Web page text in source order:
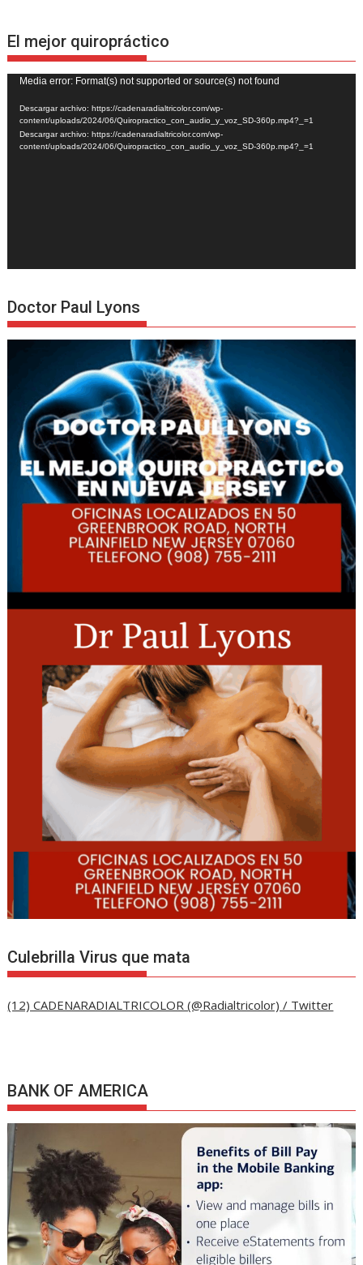
El mejor quiropráctico
Reproductor
de
vídeo
Media error: Format(s) not supported or source(s) not found
Descargar archivo: https://cadenaradialtricolor.com/wp-
content/uploads/2024/06/Quiropractico_con_audio_y_voz_SD-360p.mp4?_=1
Descargar archivo: https://cadenaradialtricolor.com/wp-
content/uploads/2024/06/Quiropractico_con_audio_y_voz_SD-360p.mp4?_=1
Doctor Paul Lyons
Culebrilla Virus que mata
(12) CADENARADIALTRICOLOR (@Radialtricolor) / Twitter
BANK OF AMERICA